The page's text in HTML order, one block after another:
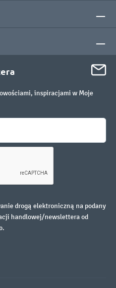
inspiracjami w Moje
drogą elektroniczną na podany
handlowej/newslettera od